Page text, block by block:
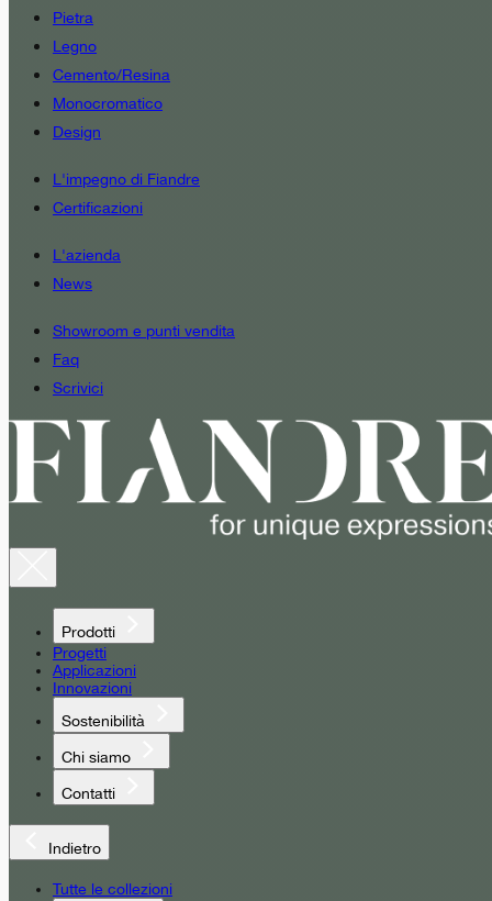
Pietra
Legno
Cemento/Resina
Monocromatico
Design
L'impegno di Fiandre
Certificazioni
L'azienda
News
Showroom e punti vendita
Faq
Scrivici
Prodotti
Progetti
Applicazioni
Innovazioni
Sostenibilità
Chi siamo
Contatti
Indietro
Tutte le collezioni